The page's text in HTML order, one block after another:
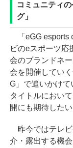
コミュニティ
グ」
「eGG esports
ビのeスポーツ応
会のブランドネ
会を開催してい
G」で追いかけ
タイトルにおい
開にも期待したい
昨今ではテレビ
介・露出する機